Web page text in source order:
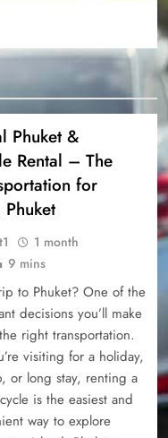
Phuket &
Rental – The
for
1 month
9 mins
to Phuket? One of the
decisions you’ll make
right transportation.
visiting for a holiday,
or long stay, renting a
is the easiest and
way to explore